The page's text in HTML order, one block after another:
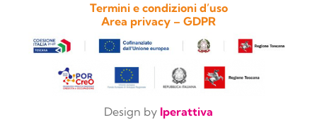
Termini e condizioni d’uso
Area privacy – GDPR
Design by Iperattiva